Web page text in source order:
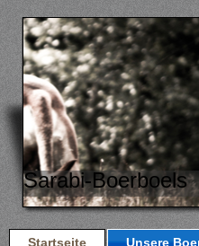
Sarabi-Boerboels
Startseite Unsere